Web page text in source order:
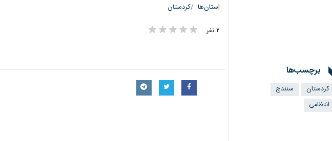
استان‌ها کردستان
۲ نفر
برچسب‌ها
کردستان
سنندج
انتظامی